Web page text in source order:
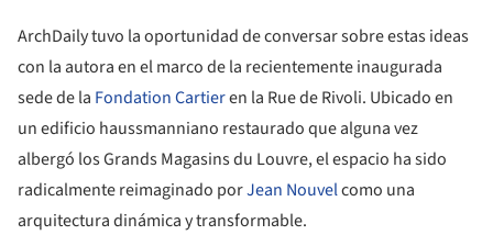
ArchDaily tuvo la oportunidad de conversar sobre estas ideas
con la autora en el marco de la recientemente inaugurada
sede de la Fondation Cartieren la Rue de Rivoli. Ubicado en
un edificio haussmanniano restaurado que alguna vez
albergó los Grands Magasins du Louvre, el espacio ha sido
radicalmente reimaginado porJean Nouvelcomo una
arquitectura dinámica y transformable.